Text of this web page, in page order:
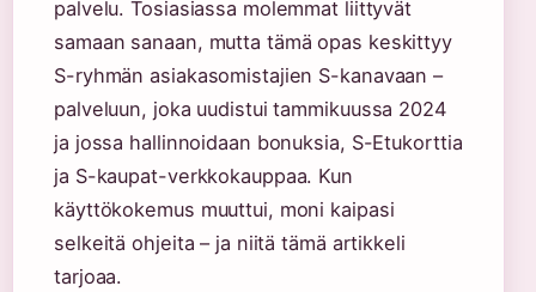
palvelu. Tosiasiassa molemmat liittyvät
samaan sanaan, mutta tämä opas keskittyy
S-ryhmän asiakasomistajien S-kanavaan –
palveluun, joka uudistui tammikuussa 2024
ja jossa hallinnoidaan bonuksia, S-Etukorttia
ja S-kaupat-verkkokauppaa. Kun
käyttökokemus muuttui, moni kaipasi
selkeitä ohjeita – ja niitä tämä artikkeli
tarjoaa.